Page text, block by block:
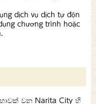
dịch vụ dịch tự độn
chương trình hoặc
වන Narita City හි